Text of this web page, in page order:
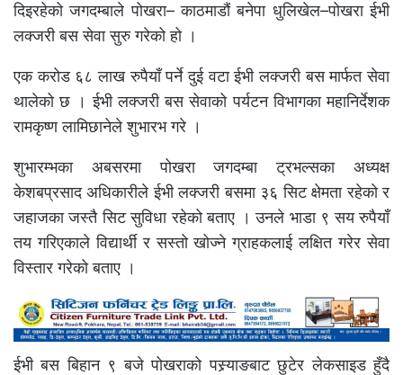
दिइरहेको जगदम्बाले पोखरा– काठमाडौं बनेपा धुलिखेल–पोखरा ईभी
लक्जरी बस सेवा सुरु गरेको हो ।
एक करोड ६८ लाख रुपैयाँ पर्ने दुई वटा ईभी लक्जरी बस मार्फत सेवा
थालेको छ । ईभी लक्जरी बस सेवाको पर्यटन विभागका महानिर्देशक
रामकृष्ण लामिछानेले शुभारभ गरे ।
शुभारम्भका अबसरमा पोखरा जगदम्बा ट्रभल्सका अध्यक्ष
केशबप्रसाद अधिकारीले ईभी लक्जरी बसमा ३६ सिट क्षेमता रहेको र
जहाजका जस्तै सिट सुविधा रहेको बताए । उनले भाडा ९ सय रुपैयाँ
तय गरिएकाले विद्यार्थी र सस्तो खोज्ने ग्राहकलाई लक्षित गरेर सेवा
विस्तार गरेको बताए ।
ईभी बस बिहान ९ बजे पोखराको पस्र्याङबाट छुटेर लेकसाइड हुँदै